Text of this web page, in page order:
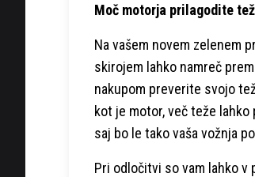
Moč motorja prilagodite
Na vašem novem zelenem
skirojem lahko namreč
nakupom preverite svojo
kot je motor, več teže
saj bo le tako vaša vožnja
Pri odločitvi so vam lahko v